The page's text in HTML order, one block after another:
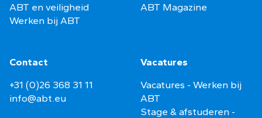
ABT en veiligheid
Werken bij ABT
ABT Magazine
Contact
+31 (0)26 368 31 11
info@abt.eu
Vacatures
Vacatures - Werken bij
ABT
Stage & afstuderen -